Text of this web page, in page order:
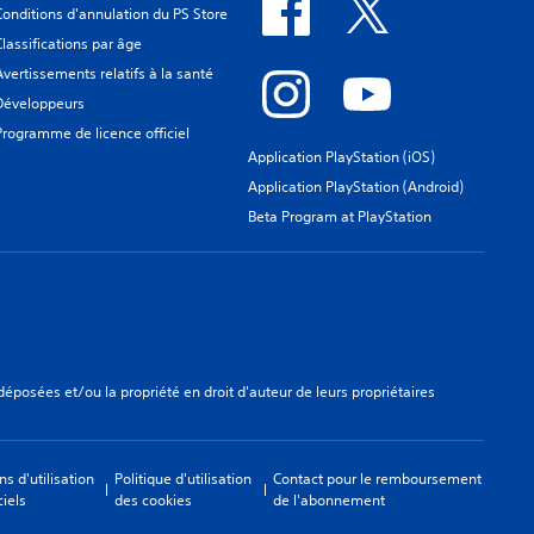
d'annulation du PS Store
par âge
relatifs à la santé
de licence officiel
Application PlayStation (iOS)
Application PlayStation (Android)
Beta Program at PlayStation
et/ou la propriété en droit d'auteur de leurs propriétaires
d'utilisation
Politique d'utilisation
des cookies
Contact pour le remboursement
de l'abonnement